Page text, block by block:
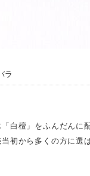
ラ
白檀」をふんだんに
初から多くの方に選